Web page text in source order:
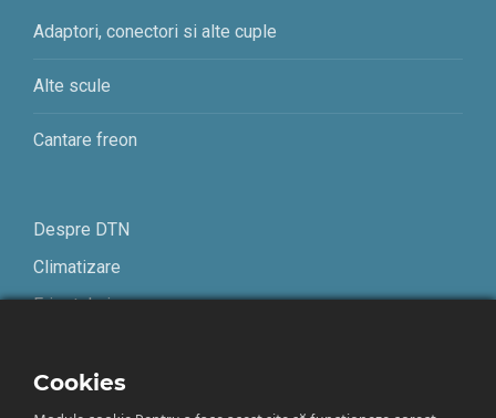
Adaptori, conectori si alte cuple
Alte scule
Cantare freon
Despre DTN
Climatizare
Frigotehnie
Cookies